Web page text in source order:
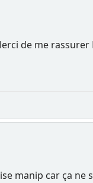
de me rassurer
manip car ça ne